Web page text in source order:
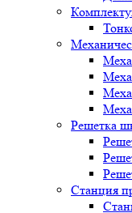
Решетка
Станция